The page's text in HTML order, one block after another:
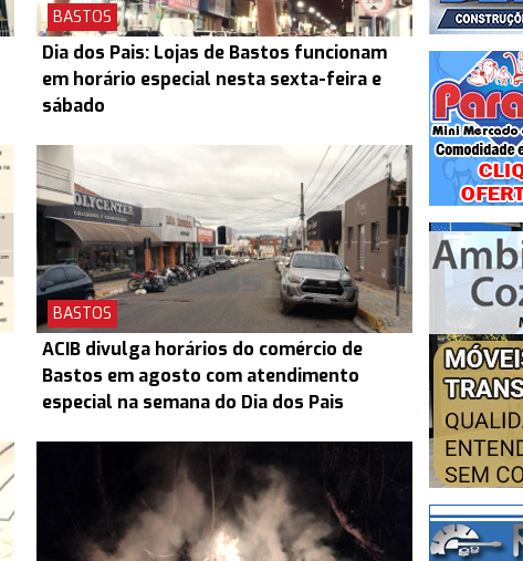
BASTOS
Dia dos Pais: Lojas de Bastos funcionam
em horário especial nesta sexta-feira e
sábado
BASTOS
ACIB divulga horários do comércio de
Bastos em agosto com atendimento
especial na semana do Dia dos Pais